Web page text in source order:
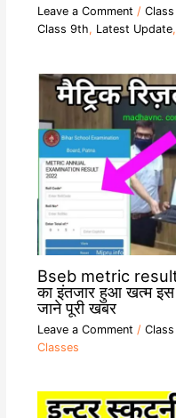
Leave a Comment /
Class 9th, Latest Update,
Bseb metric
का इंतजार हुआ खत्म इस
जाने पूरी खबर
Leave a Comment /
Classes